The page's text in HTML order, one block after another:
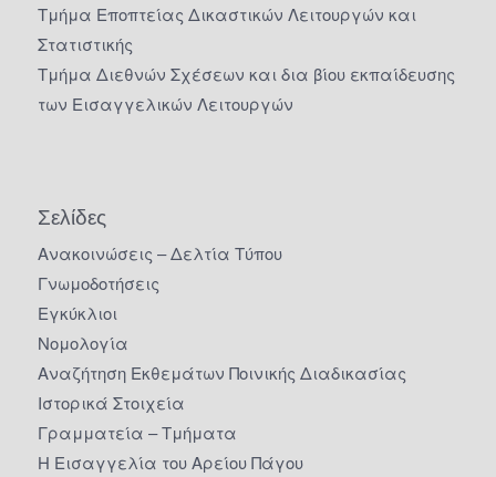
Τμήμα Εποπτείας Δικαστικών Λειτουργών και
Στατιστικής
Τμήμα Διεθνών Σχέσεων και δια βίου εκπαίδευσης
των Εισαγγελικών Λειτουργών
Σελίδες
Ανακοινώσεις – Δελτία Τύπου
Γνωμοδοτήσεις
Εγκύκλιοι
Νομολογία
Αναζήτηση Εκθεμάτων Ποινικής Διαδικασίας
Ιστορικά Στοιχεία
Γραμματεία – Τμήματα
Η Εισαγγελία του Αρείου Πάγου